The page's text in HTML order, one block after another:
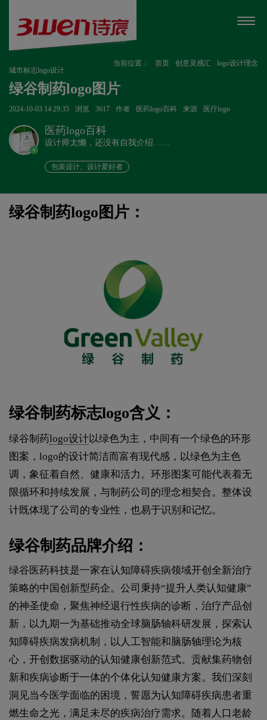
当前位置： 首页 创意灵感汇
logo设计理念
城市标志logo设计
绿谷制药logo图片
2024-10-03 14:29:35 浏览 3617 作者 医药logo百科 来源 医疗logo
v
医药logo百科
设计师太懒，还没有自我介绍……
包装设计、设计爱好者
绿谷制药logo图片：
绿谷制药标志logo含义：
绿谷制药logo设计以绿色为主，中间有一个绿色的环形
图案，logo的设计简洁而富有现代感，以绿色为主色
调，象征着自然、健康和活力。环形图案可能代表着无
限循环和持续发展，与制药公司的理念相契合。整体设
计既体现了公司的专业性，也易于识别和记忆。
绿谷制药品牌介绍：
绿谷医药科技是一家在认知障碍疾病领域开创全新治疗
策略的中国创新型药企。公司秉持“提升人类认知健康”
的神圣使命，聚焦神经退行性疾病的诊断，治疗产品创
新，以九期一为基础推动全球脑肠轴科研发展，探索认
知障碍疾病发病机制，以人工智能和脑肠轴理论为核
心，开创数据驱动的认知健康创新范式。贡献集药物创
新和疾病诊断于一体的个体化认知健康方案。我们深刻
洞见当今医学面临的困境，誓愿为认知障碍疾病患者重
燃生命之光，满足未尽的疾病治疗需求。随着人口老龄